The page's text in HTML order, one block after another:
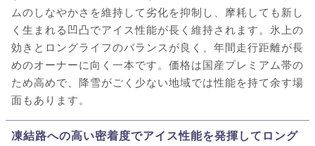
ムのしなやかさを維持して劣化を抑制し、摩耗しても新し
く生まれる凹凸でアイス性能が長く維持されます。氷上の
効きとロングライフのバランスが良く、年間走行距離が長
めのオーナーに向く一本です。価格は国産プレミアム帯の
ため高めで、降雪がごく少ない地域では性能を持て余す場
面もあります。
凍結路への高い密着度でアイス性能を発揮してロング